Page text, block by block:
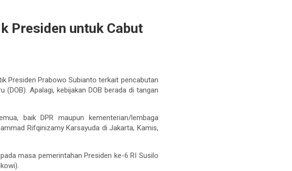
Presiden untuk Cabut
Presiden Prabowo Subianto terkait pencabutan
Apalagi, kebijakan DOB berada di tangan
baik DPR maupun kementerian/lembaga
Rifqinizamy Karsayuda di Jakarta, Kamis,
masa pemerintahan Presiden ke-6 RI Susilo